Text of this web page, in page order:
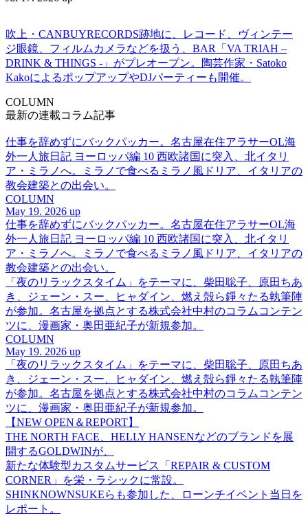
吹上・CANBUYRECORDS跡地に、レコード、ヴィンテー
ジ眼鏡、フィルムカメラなどを扱う、BAR「VA TRIAH –
DRINK & THINGS -」がプレオープン。陶芸作家・Satoko
KakoによるポップアップやDJパーティーも開催。
COLUMN
最新の連載コラム記事
仕事を辞めずにバックパッカー。名古屋在住アラサーOL海
外一人旅日記 ヨーロッパ編 10 西欧諸国に突入、北イタリ
ア・ミラノへ。ミラノで食べるミラノ風ドリア、イタリアの
教会建築との出会い。
COLUMN
May 19. 2026 up
仕事を辞めずにバックパッカー。名古屋在住アラサーOL海
外一人旅日記 ヨーロッパ編 10 西欧諸国に突入、北イタリ
ア・ミラノへ。ミラノで食べるミラノ風ドリア、イタリアの
教会建築との出会い。
「夜のリラックスタイム」をテーマに、柴田聡子、原田ちあ
き、ジェーン・スー、ヒャダイン、燃え殻ら錚々たる執筆陣
が参加。名古屋を拠点とする株式会社中村のコラムコンテン
ツに、漫画家・奥田亜紀子が新規参加。
COLUMN
May 19. 2026 up
「夜のリラックスタイム」をテーマに、柴田聡子、原田ちあ
き、ジェーン・スー、ヒャダイン、燃え殻ら錚々たる執筆陣
が参加。名古屋を拠点とする株式会社中村のコラムコンテン
ツに、漫画家・奥田亜紀子が新規参加。
【NEW OPEN＆REPORT】
THE NORTH FACE、HELLY HANSENなどのブランドを展
開するGOLDWINが、
新たな体験型カスタムサービス「REPAIR & CUSTOM
CORNER」を栄・ラシックに常設。
SHINKNOWNSUKEらも参加した、ローンチイベント当日を
レポート。